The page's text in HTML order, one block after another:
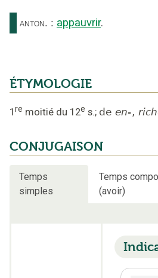
anton. : appauvrir.
ÉTYMOLOGIE
1re moitié du 12e s.; de en-,
CONJUGAISON
Temps
simples
Temps
(avoir)